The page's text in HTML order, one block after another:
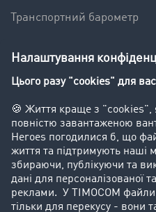
Транспортний барометр
Компанія
Kлієнт вербує клієнта
Історії успіху
Goodies